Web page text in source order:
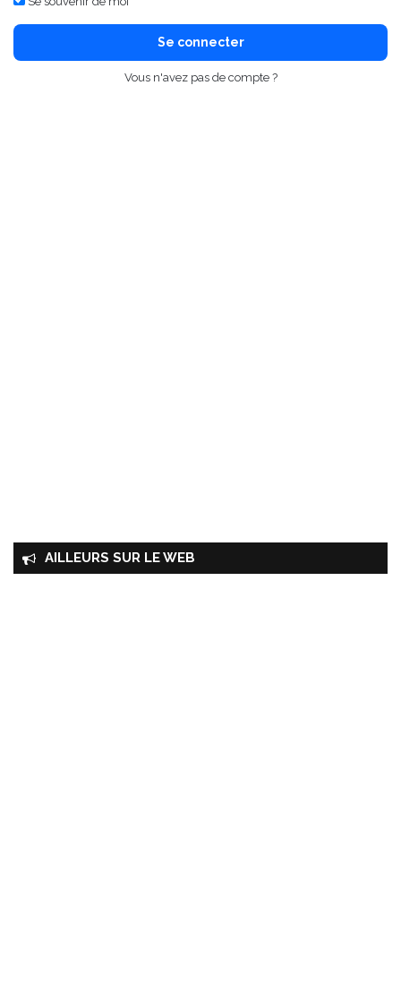
Se connecter
Vous n'avez pas de compte ?
AILLEURS SUR LE WEB